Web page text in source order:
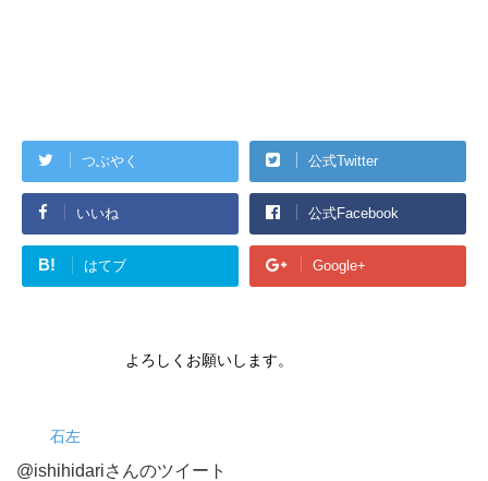
つぶやく 公式Twitter
いいね 公式Facebook
B! はてブ Google+
石左
よろしくお願いします。
@ishihidariさんのツイート